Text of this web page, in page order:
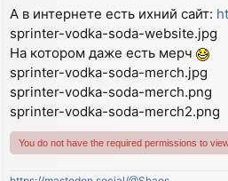
s
t
А в интернете есть ихний сайт:
sprinter-vodka-soda-website.jpg
На котором даже есть мерч
sprinter-vodka-soda-merch.jpg
sprinter-vodka-soda-merch.png
sprinter-vodka-soda-merch2.png
You do not have the required permissions to